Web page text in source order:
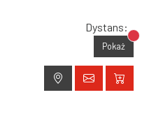
Dystans:
Pokaż